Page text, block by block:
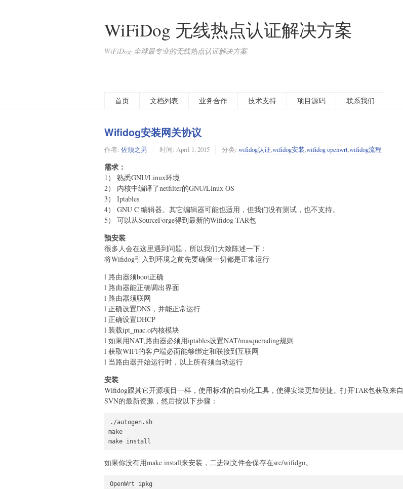
WiFiDog 无线热点认证解决方案
WiFiDog-全球最专业的无线热点认证解决方案
首页 文档列表 业务合作 技术支持 项目源码 联系我们
Wifidog安装网关协议
作者: 佐须之男 时间: April 1, 2015 分类: wifidog认证,wifidog安装,wifidog openwrt,wifidog流程
需求：
1） 熟悉GNU/Linux环境
2） 内核中编译了netfilter的GNU/Linux OS
3） Iptables
4） GNU C 编辑器。其它编辑器可能也适用，但我们没有测试，也不支持。
5） 可以从SourceForge得到最新的Wifidog TAR包
预安装
很多人会在这里遇到问题，所以我们大致陈述一下：
将Wifidog引入到环境之前先要确保一切都是正常运行
l 路由器须boot正确
l 路由器能正确调出界面
l 路由器须联网
l 正确设置DNS，并能正常运行
l 正确设置DHCP
l 装载ipt_mac.o内核模块
l 如果用NAT,路由器必须用iptables设置NAT/masquerading规则
l 获取WIFI的客户端必面能够绑定和联接到互联网
l 当路由器开始运行时，以上所有须自动运行
安装
Wifidog跟其它开源项目一样，使用标准的自动化工具，使得安装更加便捷。打开TAR包获取来自
SVN的最新资源，然后按以下步骤：
./autogen.sh
make
如果你没有用make install来安装，二进制文件会保存在src/wifidgo。
OpenWrt ipkg